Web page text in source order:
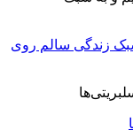
زندگی سالم روی